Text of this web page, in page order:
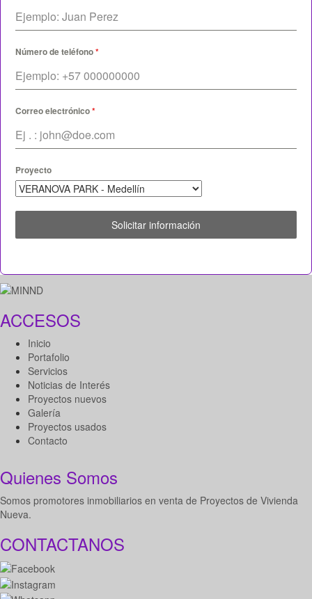
Número de teléfono*
Correo electrónico*
Proyecto
Solicitar información
ACCESOS
Inicio
Portafolio
Servicios
Noticias de Interés
Proyectos nuevos
Galería
Proyectos usados
Contacto
Quienes Somos
Somos promotores inmobiliarios en venta de Proyectos de Vivienda
Nueva.
CONTACTANOS